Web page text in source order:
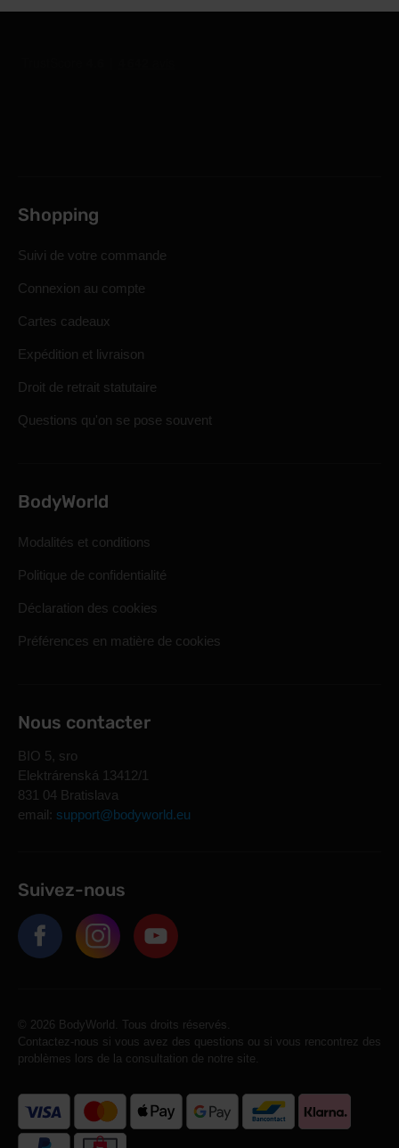
Shopping
Suivi de votre commande
Connexion au compte
Cartes cadeaux
Expédition et livraison
Droit de retrait statutaire
Questions qu'on se pose souvent
BodyWorld
Modalités et conditions
Politique de confidentialité
Déclaration des cookies
Préférences en matière de cookies
Nous contacter
BIO 5, sro
Elektrárenská 13412/1
831 04 Bratislava
email: support@bodyworld.eu
Suivez-nous
© 2026 BodyWorld. Tous droits réservés.
Contactez-nous si vous avez des questions ou si vous rencontrez des
problèmes lors de la consultation de notre site.